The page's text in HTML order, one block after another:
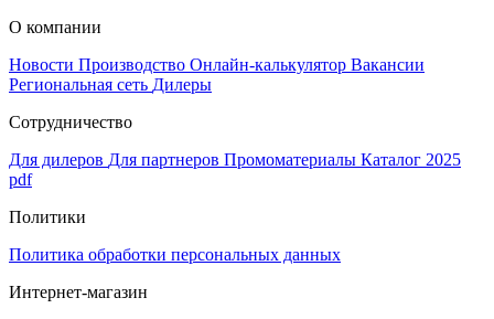
О компании
Новости Производство Онлайн-калькулятор Вакансии
Региональная сеть Дилеры
Сотрудничество
Для дилеров Для партнеров Промоматериалы Каталог 2025
pdf
Политики
Политика обработки персональных данных
Интернет-магазин